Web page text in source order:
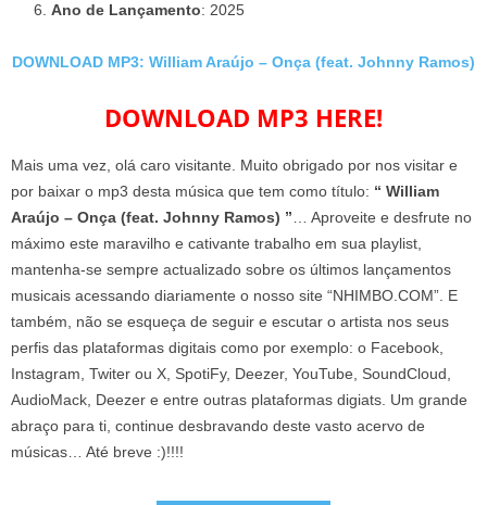
Ano de Lançamento: 2025
DOWNLOAD MP3: William Araújo – Onça (feat. Johnny Ramos)
DOWNLOAD MP3 HERE!
Mais uma vez, olá caro visitante. Muito obrigado por nos visitar e
por baixar o mp3 desta música que tem como título: “ William
Araújo – Onça (feat. Johnny Ramos) ” … Aproveite e desfrute no
máximo este maravilho e cativante trabalho em sua playlist,
mantenha-se sempre actualizado sobre os últimos lançamentos
musicais acessando diariamente o nosso site “NHIMBO.COM”. E
também, não se esqueça de seguir e escutar o artista nos seus
perfis das plataformas digitais como por exemplo: o Facebook,
Instagram, Twiter ou X, SpotiFy, Deezer, YouTube, SoundCloud,
AudioMack, Deezer e entre outras plataformas digiats. Um grande
abraço para ti, continue desbravando deste vasto acervo de
músicas… Até breve :)!!!!